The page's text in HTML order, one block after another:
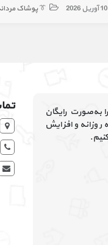
10 آوریل 2026 👔 پوشاک
به‌صورت رایگان
و افزایش